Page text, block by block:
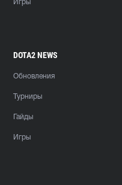
Игры
DOTA2 NEWS
Обновления
Турниры
Гайды
Игры